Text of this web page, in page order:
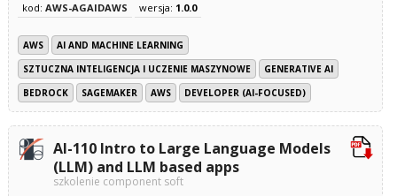
kod: AWS-AGAIDAWS wersja: 1.0.0
AWS
AI AND MACHINE LEARNING
SZTUCZNA INTELIGENCJA I UCZENIE MASZYNOWE
GENERATIVE AI
BEDROCK
SAGEMAKER AWS DEVELOPER (AI-FOCUSED)
AI-110 Intro to Large Language Models
(LLM) and LLM based apps
szkolenie component soft